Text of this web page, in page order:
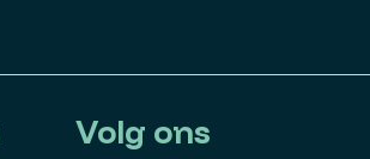
Volg ons